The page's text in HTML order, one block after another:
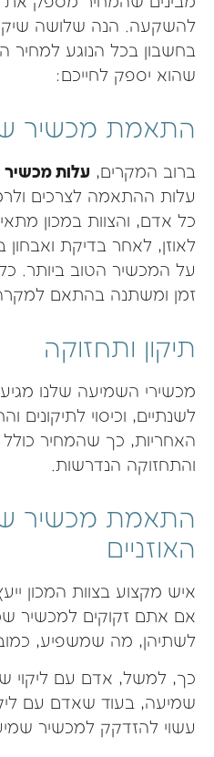
להשקעה. הנה שלושה
בחשבון בכל הנוגע למחיר
שהוא יספק לחייכם:
התאמת מכשיר
ברוב המקרים, עלות
עלות ההתאמה לצרכים
כל אדם, והצוות במכון
לאוזן, לאחר בדיקת
על המכשיר הטוב ביותר.
זמן ומשתנה בהתאם
תיקון ותחזוקה
מכשירי השמיעה שלנו
לשנתיים, וכיסוי
האחריות, כך שהמחיר כולל
והתחזוקה הנדרשות.
התאמת מכשיר
האוזניים
איש מקצוע בצוות המכון
אם אתם זקוקים למכשיר
לשתיהן, מה שמשפיע,
כך, למשל, אדם עם ליקוי
שמיעה, בעוד שאדם עם
עשוי להזדקק למכשיר